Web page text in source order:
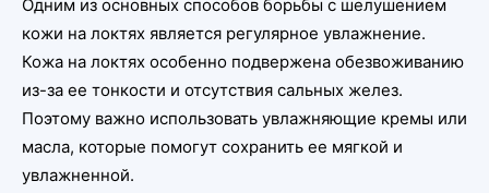
Одним из основных способов борьбы с шелушением
кожи на локтях является регулярное увлажнение.
Кожа на локтях особенно подвержена обезвоживанию
из-за ее тонкости и отсутствия сальных желез.
Поэтому важно использовать увлажняющие кремы или
масла, которые помогут сохранить ее мягкой и
увлажненной.